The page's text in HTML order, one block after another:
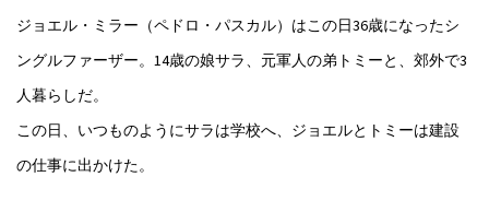
ジョエル・ミラー（ペドロ・パスカル）はこの日36歳になったシ
ングルファーザー。14歳の娘サラ、元軍人の弟トミーと、郊外で3
人暮らしだ。
この日、いつものようにサラは学校へ、ジョエルとトミーは建設
の仕事に出かけた。